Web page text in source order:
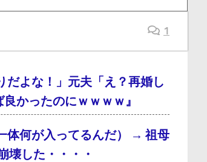
1
だよな！」元夫「え？再婚し
かったのにｗｗｗｗ』
体何が入ってるんだ） → 祖母
壊した・・・・